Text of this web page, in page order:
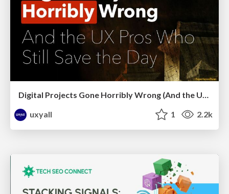
Digital Projects Gone Horribly Wrong (And the UX Pros Who Still Save the Day) - Dean Schuster
uxyall
1 2.2k